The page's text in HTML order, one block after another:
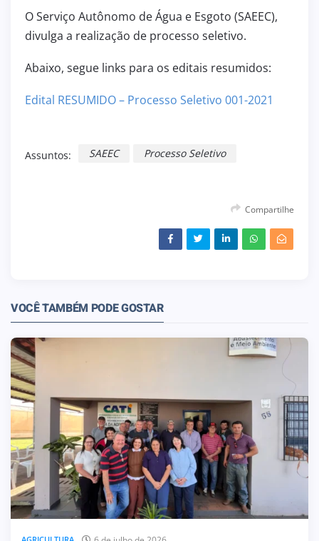
O Serviço Autônomo de Água e Esgoto (SAEEC),
divulga a realização de processo seletivo.
Abaixo, segue links para os editais resumidos:
Edital RESUMIDO – Processo Seletivo 001-2021
Assuntos: SAEEC Processo Seletivo
Compartilhe
VOCÊ TAMBÉM PODE GOSTAR